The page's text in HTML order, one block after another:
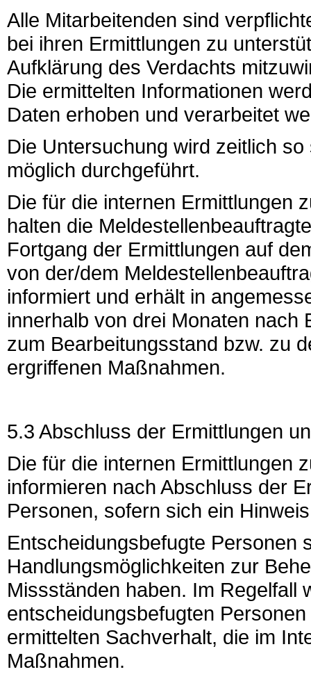
Alle Mitarbeitenden sind
bei ihren Ermittlungen zu
Aufklärung des Verdachts
Die ermittelten Informationen
Daten erhoben und verarbeitet
Die Untersuchung wird zeitlich
möglich durchgeführt.
Die für die internen Ermittlungen
halten die
Fortgang der Ermittlungen auf
von der/dem
informiert und erhält in
innerhalb von drei Monaten nach
zum Bearbeitungsstand bzw. zu
ergriffenen Maßnahmen.
5.3 Abschluss der Ermittlungen
Die für die internen Ermittlungen
informieren nach Abschluss der
Personen, sofern sich ein
Entscheidungsbefugte Personen
Handlungsmöglichkeiten zur
Missständen haben. Im Regelfall
entscheidungsbefugten
ermittelten Sachverhalt, die im
Maßnahmen.